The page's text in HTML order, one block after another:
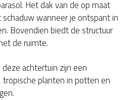
Het dak van de op maat
wanneer je ontspant in
Bovendien biedt de structuur
de ruimte.
achtertuin zijn een
tropische planten in potten en